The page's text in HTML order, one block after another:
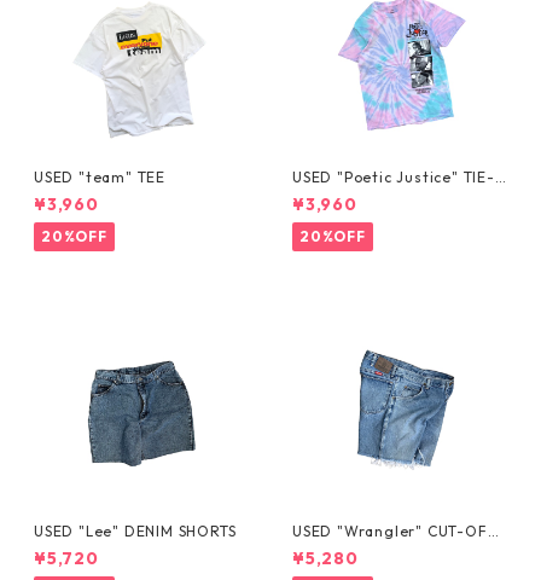
USED "team" TEE
¥3,960
20%OFF
USED "Poetic Justice" TIE-D
YE TEE
¥3,960
20%OFF
USED "Lee" DENIM SHORTS
¥5,720
USED "Wrangler" CUT-OFF
DENIM SHORTS
¥5,280